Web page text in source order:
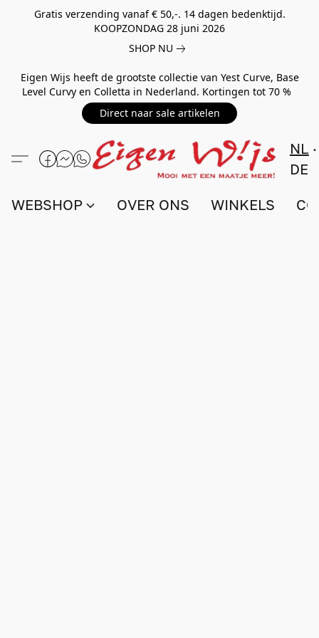
Gratis verzending vanaf € 50,-. 14 dagen bedenktijd.
KOOPZONDAG 28 juni 2026
SHOP NU
Eigen Wijs heeft de grootste collectie van Yest Curve, Base
Level Curvy en Colletta in Nederland. Kortingen tot 70 %
Direct naar sale artikelen
NL
DE
WEBSHOP OVER ONS WINKELS